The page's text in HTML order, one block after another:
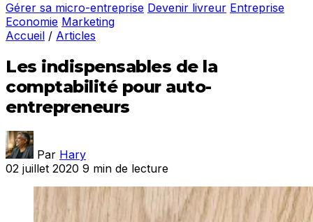
Gérer sa micro-entreprise Devenir livreur Entreprise
Economie Marketing
Accueil / Articles
Les indispensables de la
comptabilité pour auto-
entrepreneurs
Par Hary
02 juillet 2020 9 min de lecture